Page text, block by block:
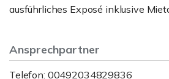
ausführliches Exposé inklusive
Ansprechpartner
Telefon: 00492034829836